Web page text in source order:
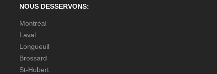
NOUS DESSERVONS:
Montréal
Laval
Longueuil
Brossard
St-Hubert